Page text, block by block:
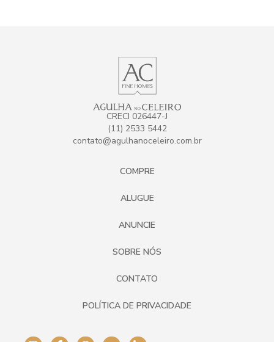
CRECI 026447-J
(11) 2533 5442
contato@agulhanoceleiro.com.br
COMPRE
ALUGUE
ANUNCIE
SOBRE NÓS
CONTATO
POLÍTICA DE PRIVACIDADE